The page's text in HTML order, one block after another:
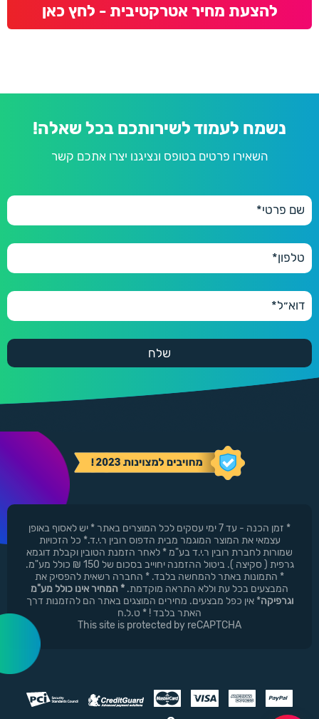
להצעת מחיר אטרקטיבית - לחץ כאן
נשמח לעמוד לשירותכם בכל שאלה!
השאירו פרטים בטופס ונציגנו יצרו אתכם קשר
* זמן הכנה - עד 7 ימי עסקים לכל המוצרים באתר * יש לאסוף באופן
עצמאי את המוצר המוגמר מבית הדפוס רובין ר.י.ד.* כל הזכויות
שמורות לחברת רובין ר.י.ד בע"מ * לאחר הזמנת הטובין וקבלת דוגמא
גרפית ( סקיצה ). ביטול ההזמנה יחוייב בסכום של 150 ₪ כולל מע"מ.
* התמונות באתר להמחשה בלבד. * החברה רשאית להפסיק את
המבצעים בכל עת וללא התראה מוקדמת. * המחיר אינו כולל מע"מ
וגרפיקה* אין כפל מבצעים. מחירים המוצגים באתר הם להזמנות דרך
האתר בלבד ! * ט.ל.ח
This site is protected by reCAPTCHA